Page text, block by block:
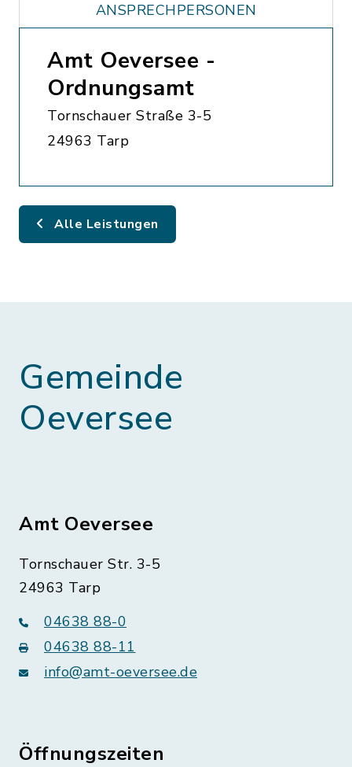
ANSPRECHPERSONEN
Amt Oeversee -
Ordnungsamt
Tornschauer Straße 3-5
24963 Tarp
Alle Leistungen
Gemeinde
Oeversee
Amt Oeversee
Tornschauer Str. 3-5
24963 Tarp
04638 88-0
04638 88-11
info@amt-oeversee.de
Öffnungszeiten